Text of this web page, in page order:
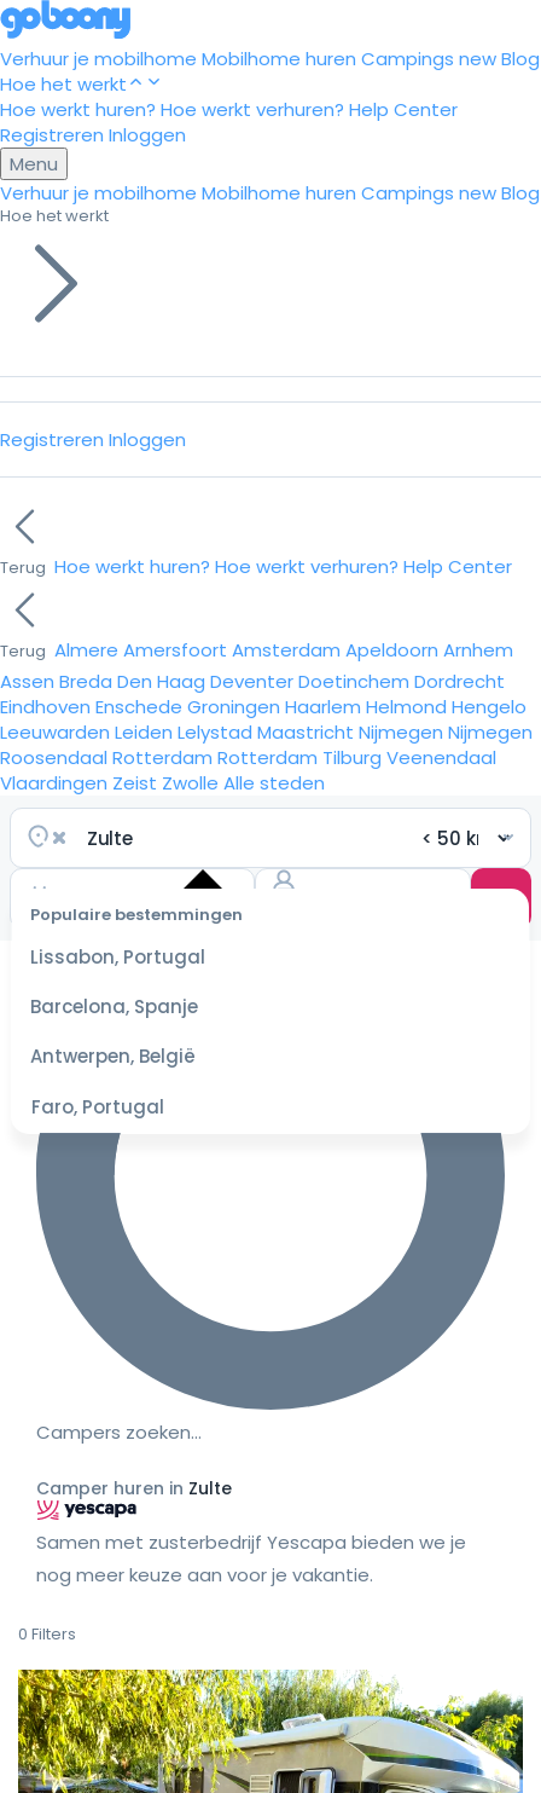
Verhuur je mobilhome Mobilhome huren Campings newBlog
Hoe het werkt
Hoe werkt huren? Hoe werkt verhuren? Help Center
Registreren Inloggen
Menu
Verhuur je mobilhome Mobilhome huren Campings newBlog
Hoe het werkt
Registreren Inloggen
Terug Hoe werkt huren? Hoe werkt verhuren? Help Center
Terug Almere Amersfoort Amsterdam Apeldoorn Arnhem
Assen Breda Den Haag DeventerDoetinchem Dordrecht
Eindhoven Enschede Groningen Haarlem Helmond Hengelo
Leeuwarden Leiden Lelystad Maastricht Nijmegen Nijmegen
Roosendaal Rotterdam Rotterdam Tilburg Veenendaal
Vlaardingen Zeist Zwolle Alle steden
Populaire bestemmingen
Lissabon, Portugal
Barcelona, Spanje
Antwerpen, België
Faro, Portugal
datum
scherpste
Campers zoeken…
Camper huren in Zulte
Samen met zusterbedrijf Yescapa bieden we je
nog meer keuze aan voor je vakantie.
0 Filters